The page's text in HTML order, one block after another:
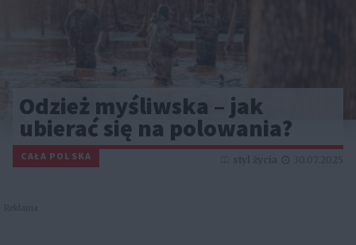
Odzież myśliwska – jak
ubierać się na polowania?
CAŁA POLSKA